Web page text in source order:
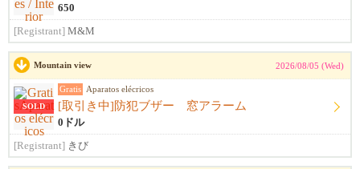
650
[Registrant] M&M
Mountain view 2026/08/05 (Wed)
SOLD
Gratis Aparatos elécricos
[取引き中]防犯ブザー 窓アラーム
0ドル
[Registrant] きび